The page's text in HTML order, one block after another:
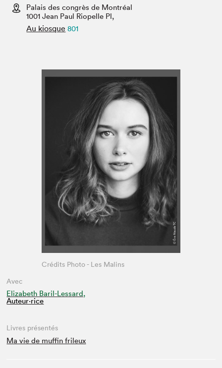
Espace médias
Palais des congrès de Montréal
1001 Jean Paul Riopelle Pl,
Au kiosque 801
Avec
Elizabeth Baril-Lessard,
Auteur·rice
Crédits Photo - Les Malins
Livres présentés
Ma vie de muffin frileux